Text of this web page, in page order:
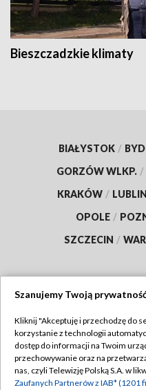
Bieszczadzkie klimaty
BIAŁYSTOK /
GORZÓW WLKP. /
KRAKÓW / LUBLIN
OPOLE /
SZCZECIN /
Abonament TVP
Emisja w TVP
Szanujemy Twoją
Kliknij "Akceptuję i przechodzę do
korzystanie z technologii
dostęp do informacji na Twoim
przechowywanie oraz na
nas, czyli Telewizję Polską S.A. w
Zaufanych Partnerów z IAB* (1201